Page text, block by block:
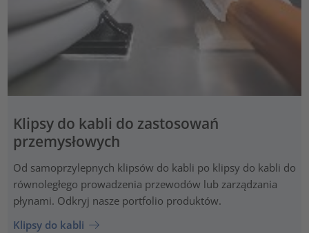
Klipsy do kabli do zastosowań
przemysłowych
Od samoprzylepnych klipsów do kabli po klipsy do kabli do
równoległego prowadzenia przewodów lub zarządzania
płynami. Odkryj nasze portfolio produktów.
Klipsy do kabli